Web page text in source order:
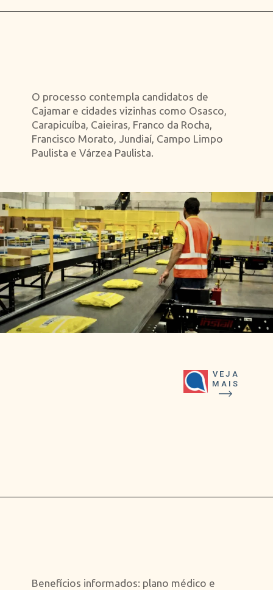
O processo contempla candidatos de
Cajamar e cidades vizinhas como Osasco,
Carapicuíba, Caieiras, Franco da Rocha,
Francisco Morato, Jundiaí, Campo Limpo
Paulista e Várzea Paulista.
VEJA
MAIS
Benefícios informados: plano médico e